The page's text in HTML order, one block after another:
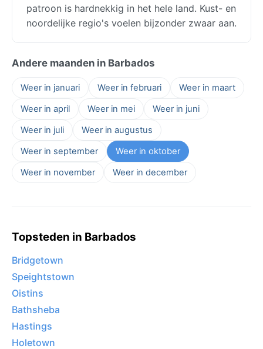
patroon is hardnekkig in het hele land. Kust- en
noordelijke regio's voelen bijzonder zwaar aan.
Andere maanden in Barbados
Weer in januari Weer in februari
Weer in maart
Weer in april
Weer in mei
Weer in juni
Weer in juli
Weer in augustus
Weer in september
Weer in oktober
Weer in november
Weer in december
Topsteden in Barbados
Bridgetown
Speightstown
Oistins
Bathsheba
Hastings
Holetown